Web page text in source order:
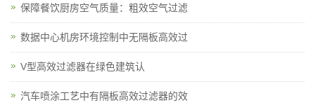
保障餐饮厨房空气质量：粗效空气过滤
数据中心机房环境控制中无隔板高效过
V型高效过滤器在绿色建筑认
汽车喷涂工艺中有隔板高效过滤器的效